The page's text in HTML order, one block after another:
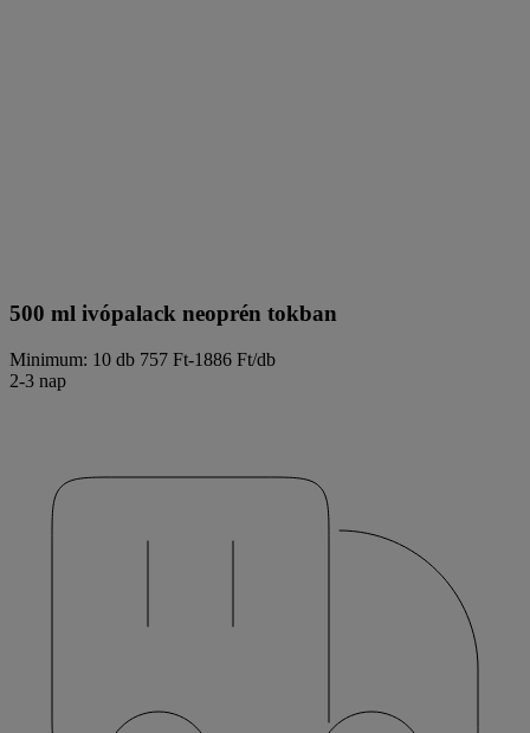
500 ml ivópalack neoprén tokban
Minimum: 10 db 757 Ft-1886 Ft/db
2-3 nap